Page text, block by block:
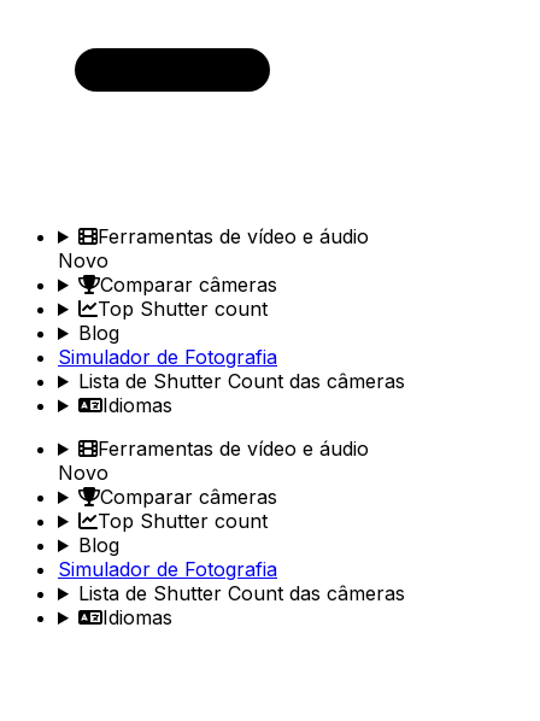
Ferramentas de vídeo e áudio
Novo
Comparar câmeras
Top Shutter count
Blog
Simulador de Fotografia
Lista de Shutter Count das câmeras
Idiomas
Ferramentas de vídeo e áudio
Novo
Comparar câmeras
Top Shutter count
Blog
Simulador de Fotografia
Lista de Shutter Count das câmeras
Idiomas